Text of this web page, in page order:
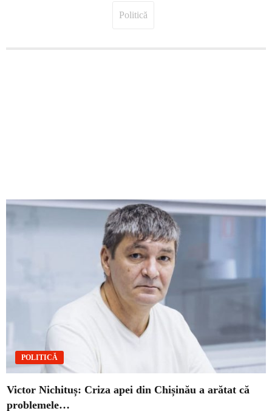
Politică
POLITICĂ
Victor Nichituș: Criza apei din Chișinău a arătat că
problemele…